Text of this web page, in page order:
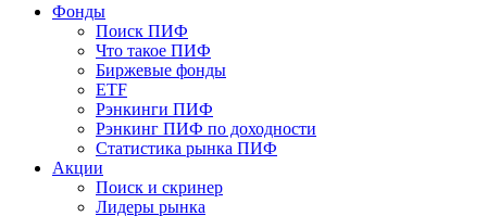
Фонды
Поиск ПИФ
Что такое ПИФ
Биржевые фонды
ETF
Рэнкинги ПИФ
Рэнкинг ПИФ по доходности
Статистика рынка ПИФ
Акции
Поиск и скринер
Лидеры рынка